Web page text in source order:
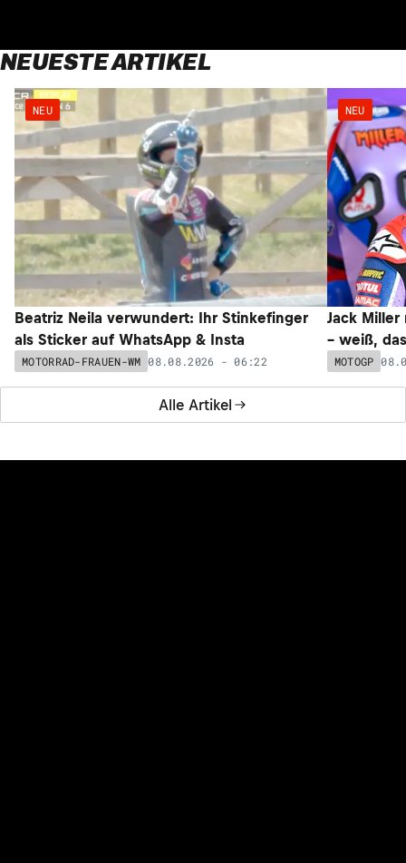
NEUESTE ARTIKEL
Alle Artikel
NEU
Beatriz Neila verwundert: Ihr Stinkefinger
als Sticker auf WhatsApp & Insta
MOTORRAD-FRAUEN-WM 08.08.2026 - 06:22
NEU
Jack
– weiß,
MOTOGP